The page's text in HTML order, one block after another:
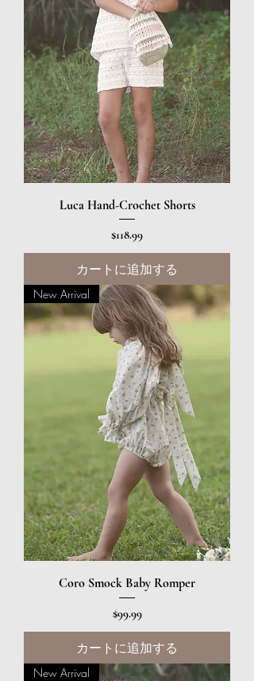
Luca Hand-Crochet Shorts
価格
$118.99
カートに追加する
New Arrival
Coro Smock Baby Romper
価格
$99.99
カートに追加する
New Arrival